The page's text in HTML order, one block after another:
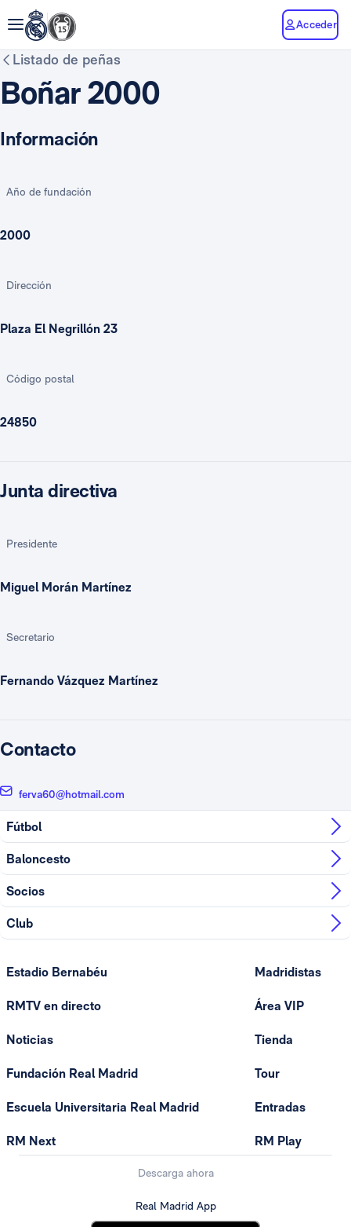
Acceder
Listado de peñas
Boñar 2000
Información
Año de fundación
2000
Dirección
Plaza El Negrillón 23
Código postal
24850
Junta directiva
Presidente
Miguel Morán Martínez
Secretario
Fernando Vázquez Martínez
Contacto
ferva60@hotmail.com
Fútbol
Baloncesto
Socios
Club
Estadio Bernabéu
RMTV en directo
Noticias
Fundación Real Madrid
Escuela Universitaria Real Madrid
RM Next
Madridistas
Área VIP
Tienda
Tour
Entradas
RM Play
Descarga ahora
Real Madrid App